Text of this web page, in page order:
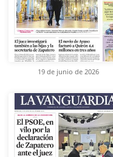
19 de junio de 2026